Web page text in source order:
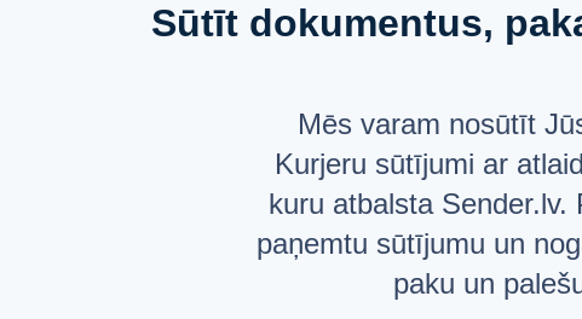
Sūtīt dokumentus,
Mēs varam nosūtīt
Kurjeru sūtījumi ar
kuru atbalsta
paņemtu sūtījumu un
paku un